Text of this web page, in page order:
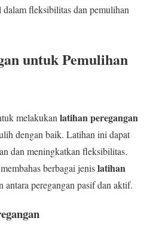
fleksibilitas dan pemulihan
untuk Pemulihan
melakukan latihan peregangan
dengan baik. Latihan ini dapat
dan meningkatkan fleksibilitas.
berbagai jenislatihan
antara peregangan pasif dan aktif.